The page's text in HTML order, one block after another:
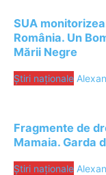
SUA
România. Un
Mării Negre
Știri naționale
Fragmente de
Mamaia. Garda
Știri naționale